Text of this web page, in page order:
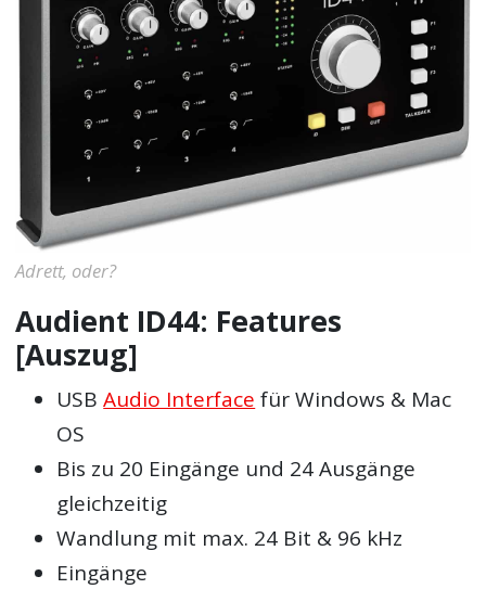
Adrett, oder?
Audient ID44: Features
[Auszug]
USBAudio Interface für Windows & Mac
OS
Bis zu 20 Eingänge und 24 Ausgänge
gleichzeitig
Wandlung mit max. 24 Bit & 96 kHz
Eingänge